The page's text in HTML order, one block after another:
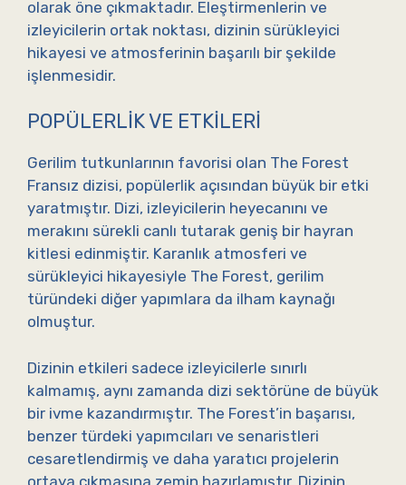
olarak öne çıkmaktadır. Eleştirmenlerin ve
izleyicilerin ortak noktası, dizinin sürükleyici
hikayesi ve atmosferinin başarılı bir şekilde
işlenmesidir.
POPÜLERLIK VE ETKILERI
Gerilim tutkunlarının favorisi olan The Forest
Fransız dizisi, popülerlik açısından büyük bir etki
yaratmıştır. Dizi, izleyicilerin heyecanını ve
merakını sürekli canlı tutarak geniş bir hayran
kitlesi edinmiştir. Karanlık atmosferi ve
sürükleyici hikayesiyle The Forest, gerilim
türündeki diğer yapımlara da ilham kaynağı
olmuştur.
Dizinin etkileri sadece izleyicilerle sınırlı
kalmamış, aynı zamanda dizi sektörüne de büyük
bir ivme kazandırmıştır. The Forest’in başarısı,
benzer türdeki yapımcıları ve senaristleri
cesaretlendirmiş ve daha yaratıcı projelerin
ortaya çıkmasına zemin hazırlamıştır. Dizinin